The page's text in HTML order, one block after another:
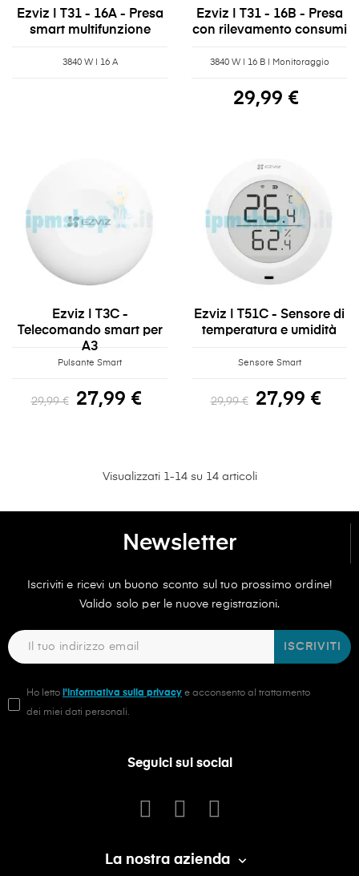
Ezviz | T31 - 16A - Presa
smart multifunzione
3840 W | 16 A
Ezviz | T31 - 16B - Presa
con rilevamento consumi
3840 W | 16 B | Monitoraggio
29,99 €
Ezviz | T3C -
Telecomando smart per
A3
Pulsante Smart
29,99 € 27,99 €
Ezviz | T51C - Sensore di
temperatura e umidità
Sensore Smart
29,99 € 27,99 €
Visualizzati 1-14 su 14 articoli
Newsletter
Iscriviti e ricevi un buono sconto sul tuo prossimo ordine!
Valido solo per le nuove registrazioni.
ISCRIVITI
Ho letto l'informativa sulla privacy e acconsento al trattamento
dei miei dati personali.
Seguici sui social
La nostra azienda 